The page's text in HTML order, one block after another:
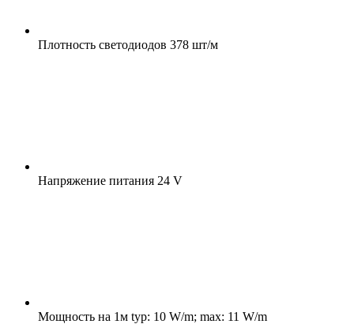
Плотность светодиодов 378 шт/м
Напряжение питания 24 V
Мощность на 1м typ: 10 W/m; max: 11 W/m